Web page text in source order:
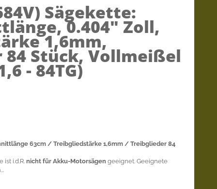
Sägekette:
0.404" Zoll,
1,6mm,
Stück, Vollmeißel
- 84TG)
63cm / Treibgliedstärke 1,6mm / Treibglieder 84
ist i.d.R. nicht für Akku-Motorsägen geeignet. Geeignete